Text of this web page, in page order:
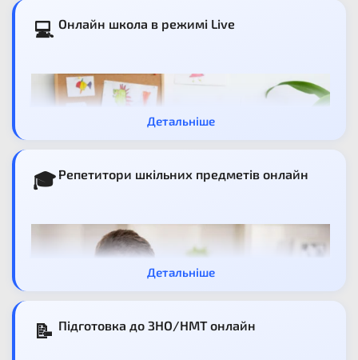
💻 Онлайн школа в режимі Live
з педагогами, які надихають та допомагають
Детальніше
🎓 Репетитори шкільних предметів онлайн
Детальніше
📝 Підготовка до ЗНО/НМТ онлайн